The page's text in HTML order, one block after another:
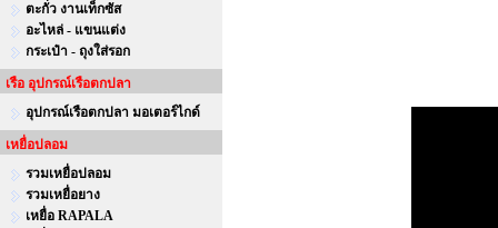
ตะกั่ว งานเท็กซัส
อะไหล่ - แขนแต่ง
กระเป๋า - ถุงใส่รอก
เรือ อุปกรณ์เรือตกปลา
อุปกรณ์เรือตกปลา มอเตอร์ไกด์
เหยื่อปลอม
รวมเหยื่อปลอม
รวมเหยื่อยาง
เหยื่อ RAPALA